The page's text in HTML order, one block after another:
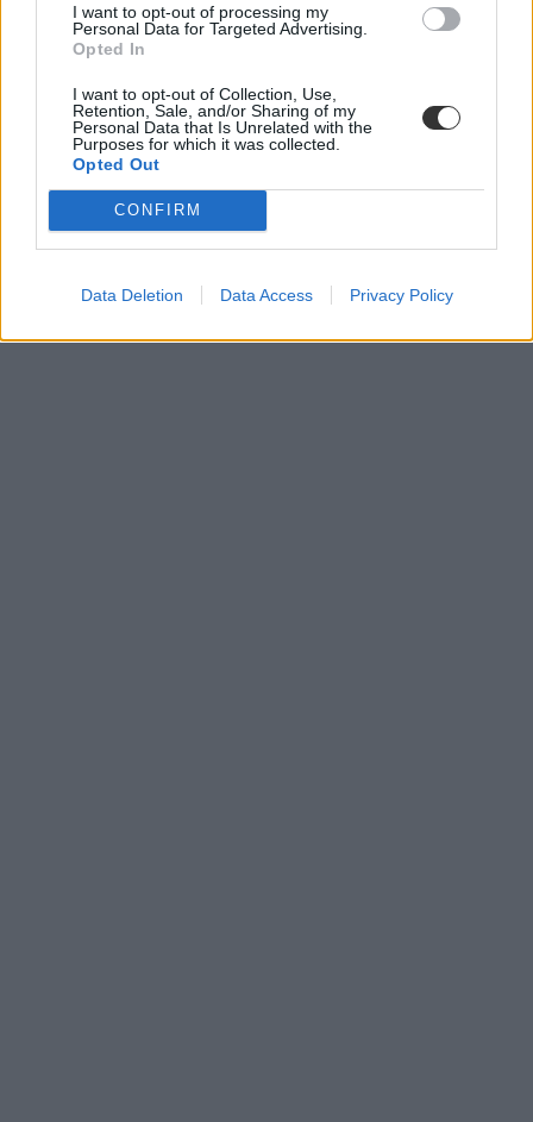
I want to opt-out of processing my
Personal Data for Targeted Advertising.
Opted In
I want to opt-out of Collection, Use,
Retention, Sale, and/or Sharing of my
Personal Data that Is Unrelated with the
Purposes for which it was collected.
Opted Out
CONFIRM
Data Deletion Data Access Privacy Policy
diploma
nyelvvizsga diploma
felvételi 2020
akkreditált nyelvvizsga
belföld
nyelvvizsga adatok